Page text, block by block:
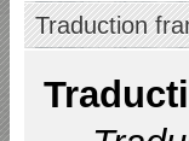
Traduction